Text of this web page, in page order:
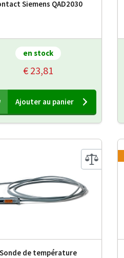
Siemens QAD2030
en stock
€ 23,81
Ajouter au panier
de température